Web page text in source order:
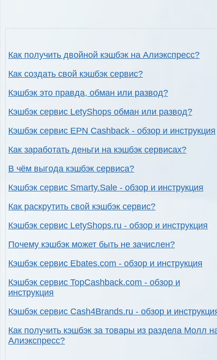
Как получить двойной кэшбэк на Алиэкспресс?
Как создать свой кэшбэк сервис?
Кэшбэк это правда, обман или развод?
Кэшбэк сервис LetyShops обман или развод?
Кэшбэк сервис EPN Cashback - обзор и инструкция
Как заработать деньги на кэшбэк сервисах?
В чём выгода кэшбэк сервиса?
Кэшбэк сервис Smarty.Sale - обзор и инструкция
Как раскрутить свой кэшбэк сервис?
Кэшбэк сервис LetyShops.ru - обзор и инструкция
Почему кэшбэк может быть не зачислен?
Кэшбэк сервис Ebates.com - обзор и инструкция
Кэшбэк сервис TopCashback.com - обзор и
инструкция
Кэшбэк сервис Cash4Brands.ru - обзор и
Как получить кэшбэк за товары из раздела Молл
Алиэкспресс?